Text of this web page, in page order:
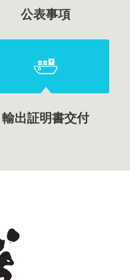
公表事項
輸出証明書交付